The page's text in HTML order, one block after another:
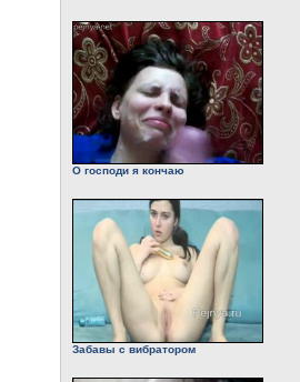
О господи я кончаю
Забавы с вибратором